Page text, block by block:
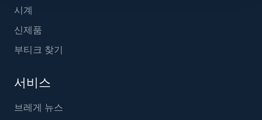
시계
신제품
부티크 찾기
서비스
브레게 뉴스